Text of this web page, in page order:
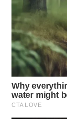
WN
MALUT
WN
DAIRI
DANAU
TOBA